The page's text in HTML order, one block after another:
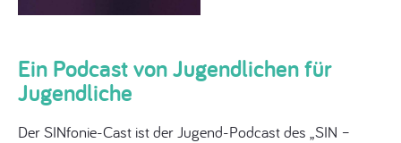
Ein Podcast von Jugendlichen für
Jugendliche
Der SINfonie-Cast ist der Jugend-Podcast des „SIN –